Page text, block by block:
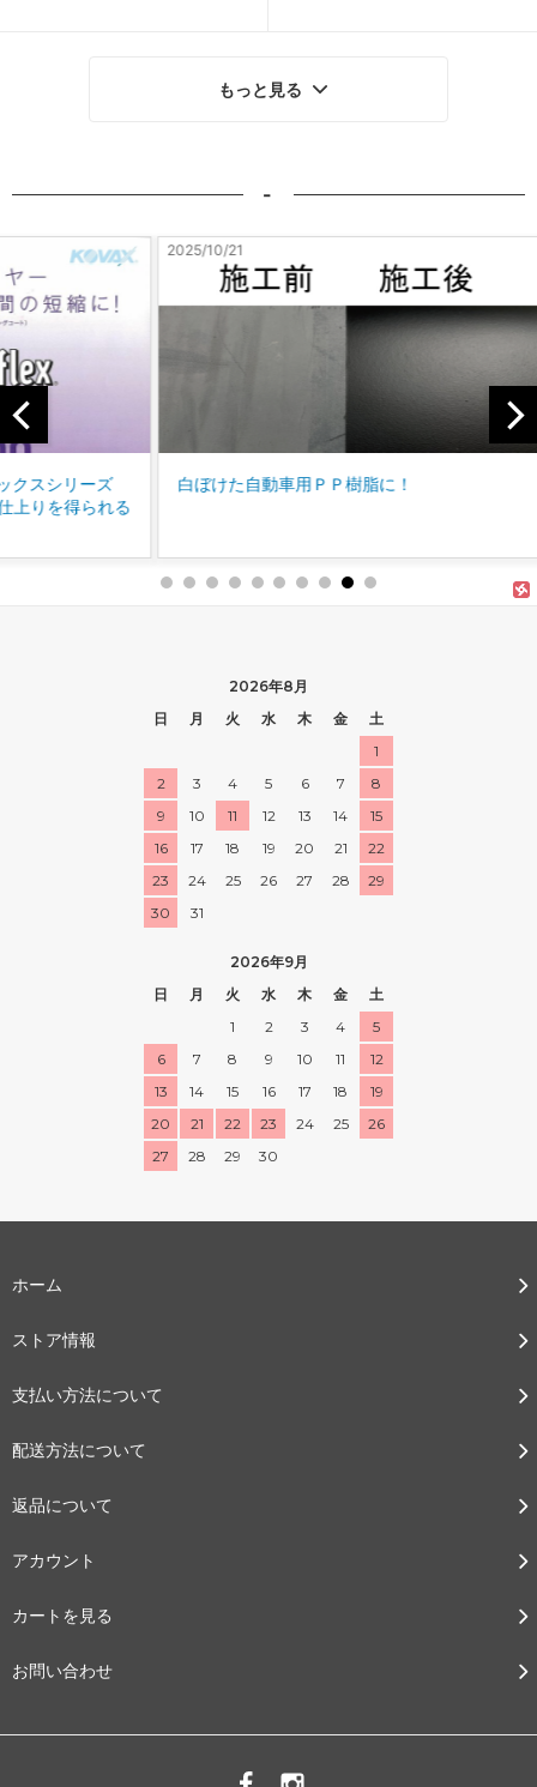
もっと見る
-
ズ
れる
2025/10/21
白ぼけた自動車用ＰＰ樹脂に！
2026年8月
日
月 火 水 木 金
土
1
2
3 4 5 6 7
8
9
10 11 12 13 14
15
16
17 18 19 20 21
22
23
24 25 26 27 28
29
30
31
2026年9月
日
月 火 水 木 金
土
1
2 3 4
5
6
7 8 9 10 11
12
13
14 15 16 17 18
19
20
21 22 23 24 25
26
27
28 29 30
ホーム
ストア情報
支払い方法について
配送方法について
返品について
アカウント
カートを見る
お問い合わせ